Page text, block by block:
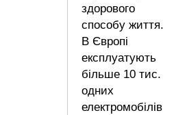
здорового
способу життя.
В Європі
експлуатують
більше 10 тис.
одних
електромобілів